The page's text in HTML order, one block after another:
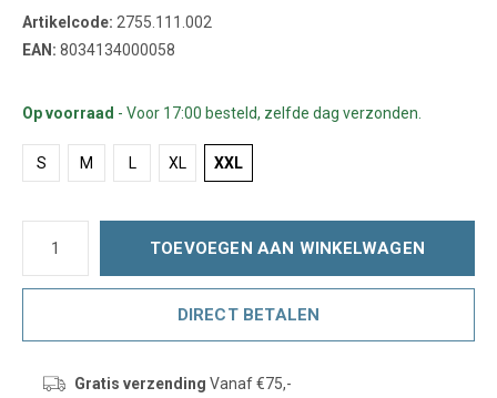
Artikelcode: 2755.111.002
EAN: 8034134000058
Op voorraad - Voor 17:00 besteld, zelfde dag verzonden.
S M L XL XXL
TOEVOEGEN AAN WINKELWAGEN
DIRECT BETALEN
Gratis verzending Vanaf €75,-